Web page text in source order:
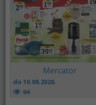
Mercator
do 10.08.2026.
94